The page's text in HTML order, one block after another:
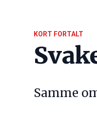
KORT FORTALT
Samme